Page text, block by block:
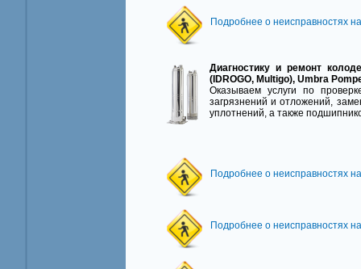
Подробнее о неисправностях
Диагностику и ремонт
(IDROGO, Multigo), Umbra
Оказываем услуги по
загрязнений и отложений,
уплотнений, а также
Подробнее о неисправностях
Подробнее о неисправностях